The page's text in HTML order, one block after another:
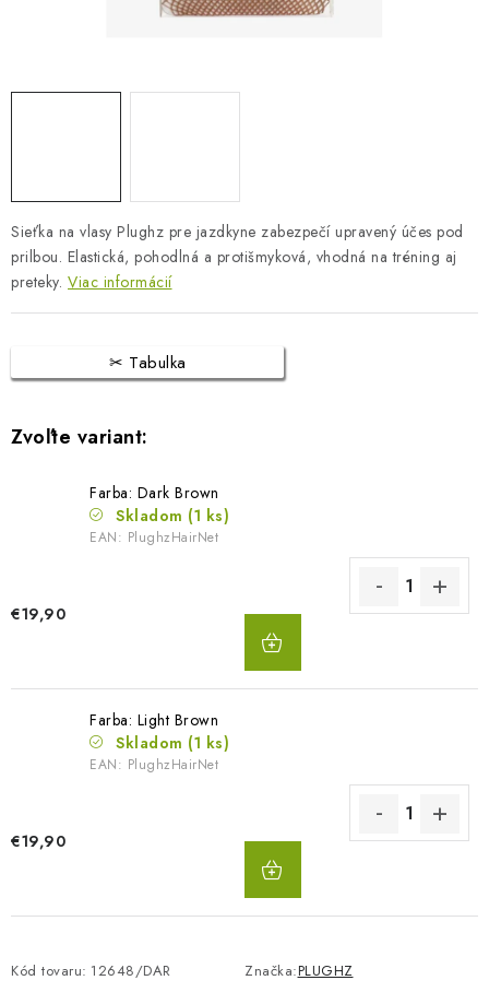
Obchodné podmienky
Dodacie podmienky
Podmienky ochrany osobných údajov
Napíšte nám
Sieťka na vlasy Plughz pre jazdkyne zabezpečí upravený účes pod
prilbou. Elastická, pohodlná a protišmyková, vhodná na tréning aj
preteky. Viac informácií
Tabulka
Farba: Dark Brown
Skladom (1 ks)
EAN: PlughzHairNet
€19,90
Farba: Light Brown
Skladom (1 ks)
EAN: PlughzHairNet
€19,90
Kód tovaru: 12648/DAR Značka:PLUGHZ